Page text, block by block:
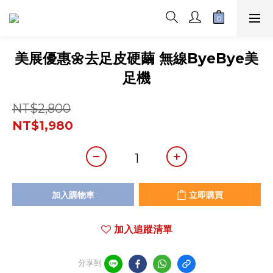
美展優惠🌼去足皮硬繭 無線ByeBye美
足機
NT$2,800
NT$1,980
加入購物車 立即購買
加入追蹤清單
分享到